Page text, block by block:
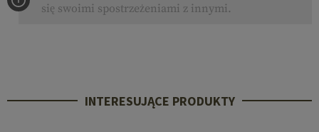
się swoimi spostrzeżeniami z innymi.
INTERESUJĄCE PRODUKTY